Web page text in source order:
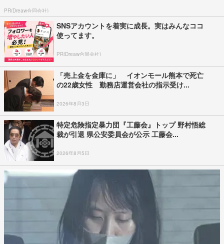
PR(Dreaw合同会社)
SNSアカウントを着実に成長。実はみんなココ
使ってます。
PR(Dreaw合同会社)
「売上金を金庫に」 イオンモール熊本で死亡
の22歳女性 勤務店運営会社の指示受け...
2026年8月3日
特定危険指定暴力団『工藤会』トップ 野村悟総
裁が引退 県公安委員会が公示 工藤会...
2026年8月5日